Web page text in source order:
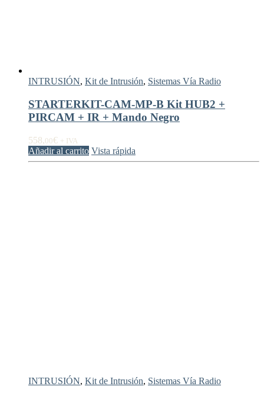
INTRUSIÓN, Kit de Intrusión, Sistemas Vía Radio
STARTERKIT-CAM-MP-B Kit HUB2 +
PIRCAM + IR + Mando Negro
558,00€ + IVA
Añadir al carrito Vista rápida
INTRUSIÓN, Kit de Intrusión, Sistemas Vía Radio